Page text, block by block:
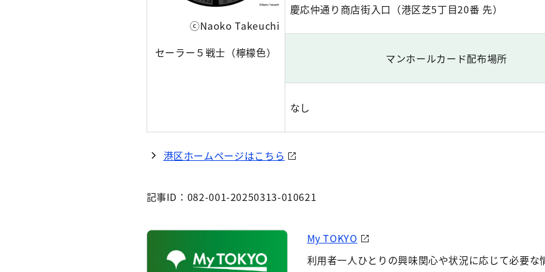
ⓒNaoko Takeuchi
セーラー５戦士（檸檬色）
慶応仲通り商店街入口（港区芝5丁目20番 先）
マンホールカード配布場所
なし
港区ホームページはこちら
記事ID：082-001-20250313-010621
My TOKYO
利用者一人ひとりの興味関心や状況に応じて必要な